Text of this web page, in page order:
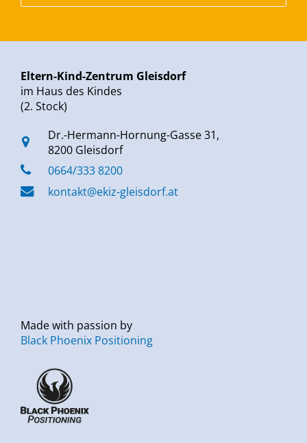
Eltern-Kind-Zentrum Gleisdorf
im Haus des Kindes
(2. Stock)
Dr.-Hermann-Hornung-Gasse 31,
8200 Gleisdorf
0664/333 8200
kontakt@ekiz-gleisdorf.at
Made with passion by
Black Phoenix Positioning